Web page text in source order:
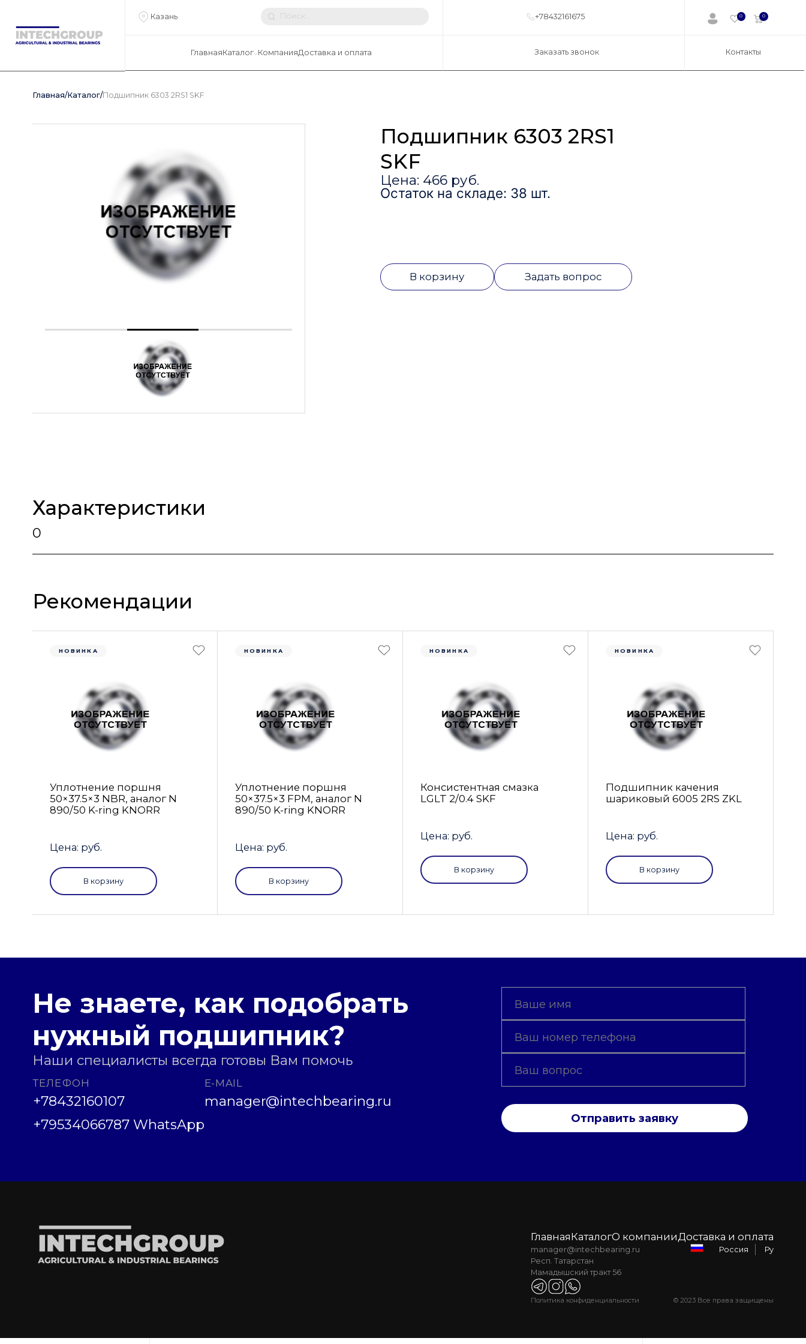
Казань +78432161675 0 0
ГлавнаяКаталог КомпанияДоставка и оплата Заказать звонок Контакты
Главная/Каталог/Подшипник 6303 2RS1 SKF
Подшипник 6303 2RS1
SKF
Цена: 466 руб.
Остаток на складе: 38 шт.
В корзину Задать вопрос
Характеристики
0
Рекомендации
НОВИНКА
Уплотнение поршня
50×37.5×3 NBR, аналог N
890/50 K-ring KNORR
Цена: руб.
В корзину
НОВИНКА
Уплотнение поршня
50×37.5×3 FРM, аналог N
890/50 K-ring KNORR
Цена: руб.
В корзину
НОВИНКА
Консистентная смазка
LGLT 2/0.4 SKF
Цена: руб.
В корзину
НОВИНКА
Подшипник качения
шариковый 6005 2RS ZKL
Цена: руб.
В корзину
Не знаете, как подобрать
нужный подшипник?
Наши специалисты всегда готовы Вам помочь
ТЕЛЕФОН
+78432160107
+79534066787 WhatsApp
E-MAIL
manager@intechbearing.ru
Отправить заявку
ГлавнаяКаталогО компанииДоставка и оплата
manager@intechbearing.ru
Респ. Татарстан
Мамадышский тракт 56
Россия Ру
Политика конфиденциальности © 2023 Все права защищены